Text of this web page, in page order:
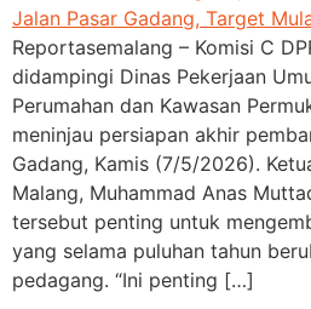
Reportasemalang – Komisi C
didampingi Dinas Pekerjaan
Perumahan dan Kawasan
meninjau persiapan akhir
Gadang, Kamis (7/5/2026).
Malang, Muhammad Anas
tersebut penting untuk
yang selama puluhan tahun
pedagang. “Ini penting […]